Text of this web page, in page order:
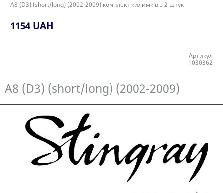
A8 (D3) (short/long) (2002-2009) комплект килимків з 2 штук
1154 UAH
Артикул
1030362
A8 (D3) (short/long) (2002-2009)